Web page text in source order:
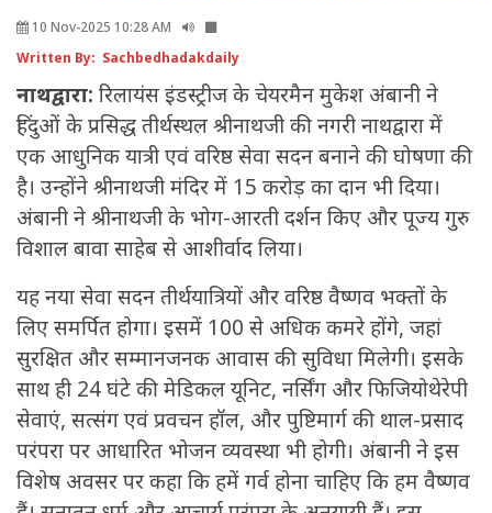
10 Nov-2025 10:28 AM
Written By: Sachbedhadakdaily
नाथद्वारा: रिलायंस इंडस्ट्रीज के चेयरमैन मुकेश अंबानी ने
हिंदुओं के प्रसिद्ध तीर्थस्थल श्रीनाथजी की नगरी नाथद्वारा में
एक आधुनिक यात्री एवं वरिष्ठ सेवा सदन बनाने की घोषणा की
है। उन्होंने श्रीनाथजी मंदिर में 15 करोड़ का दान भी दिया।
अंबानी ने श्रीनाथजी के भोग-आरती दर्शन किए और पूज्य गुरु
विशाल बावा साहेब से आशीर्वाद लिया।
यह नया सेवा सदन तीर्थयात्रियों और वरिष्ठ वैष्णव भक्तों के
लिए समर्पित होगा। इसमें 100 से अधिक कमरे होंगे, जहां
सुरक्षित और सम्मानजनक आवास की सुविधा मिलेगी। इसके
साथ ही 24 घंटे की मेडिकल यूनिट, नर्सिंग और फिजियोथेरेपी
सेवाएं, सत्संग एवं प्रवचन हॉल, और पुष्टिमार्ग की थाल-प्रसाद
परंपरा पर आधारित भोजन व्यवस्था भी होगी। अंबानी ने इस
विशेष अवसर पर कहा कि हमें गर्व होना चाहिए कि हम वैष्णव